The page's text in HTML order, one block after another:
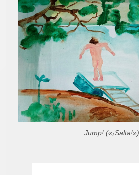
Jump! («¡Salta!»)